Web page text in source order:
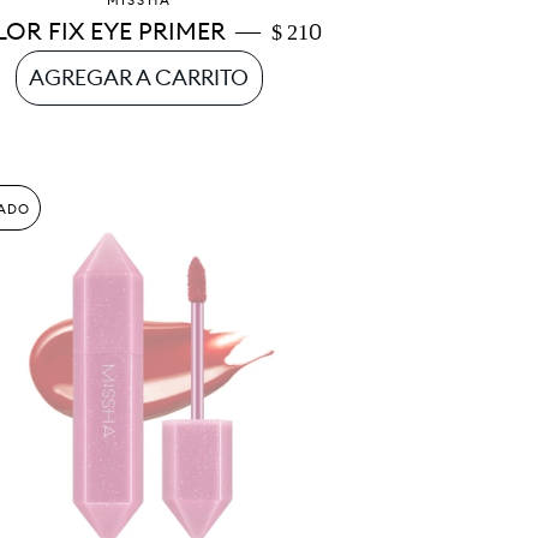
FIX EYE PRIMER — PRECIO DE OFERTA
$ 210